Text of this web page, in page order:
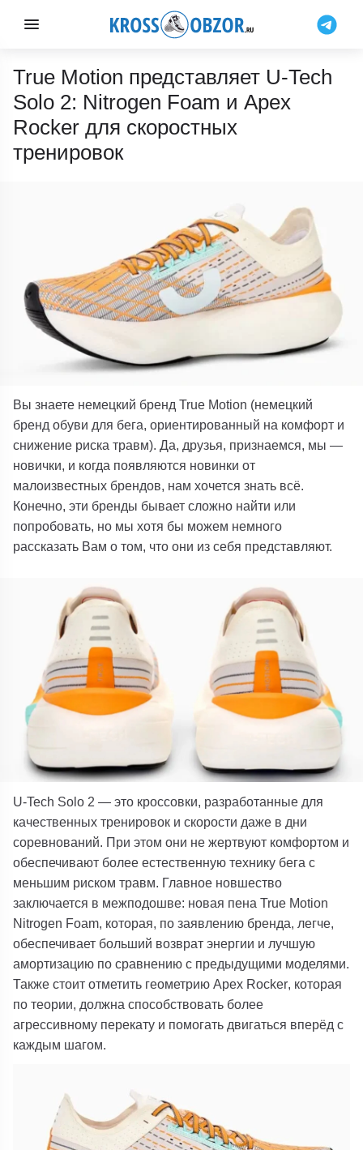
True Motion представляет U-Tech
Solo 2: Nitrogen Foam и Apex
Rocker для скоростных
тренировок
Вы знаете немецкий брендTrue Motion (немецкий
бренд обуви для бега, ориентированный на комфорт и
снижение риска травм).Да, друзья, признаемся, мы —
новички, и когда появляются новинки от
малоизвестных брендов, нам хочется знать всё.
Конечно, эти бренды бывает сложно найти или
попробовать, но мы хотя бы можем немного
рассказать Вам о том, что они из себя представляют.
U-Tech Solo 2 — это кроссовки, разработанные для
качественных тренировок и скорости даже в дни
соревнований. При этом они не жертвуют комфортом и
обеспечивают более естественную технику бега с
меньшим риском травм. Главное новшество
заключается в межподошве: новая пенаTrue Motion
Nitrogen Foam , которая, по заявлению бренда, легче,
обеспечивает больший возврат энергии и лучшую
амортизацию по сравнению с предыдущими моделями.
Также стоит отметить геометрию Apex Rocker , которая
по теории, должна способствовать более
агрессивному перекату и помогать двигаться вперёд с
каждым шагом.